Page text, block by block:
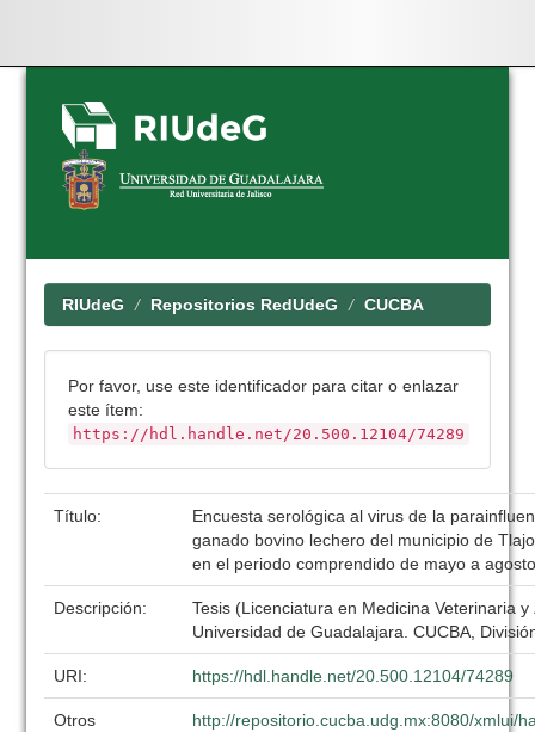
Skip
navigation
RIUdeG Repositorios RedUdeG CUCBA
Por favor, use este identificador para citar o enlazar
este ítem:
https://hdl.handle.net/20.500.12104/74289
Título:
Encuesta serológica al virus de la
ganado bovino lechero del municipio de
en el periodo comprendido de mayo a
Descripción:
Tesis (Licenciatura en Medicina Veterinaria
Universidad de Guadalajara. CUCBA,
URI: https://hdl.handle.net/20.500.12104/74289
Otros
http://repositorio.cucba.udg.mx:8080/xmlui/